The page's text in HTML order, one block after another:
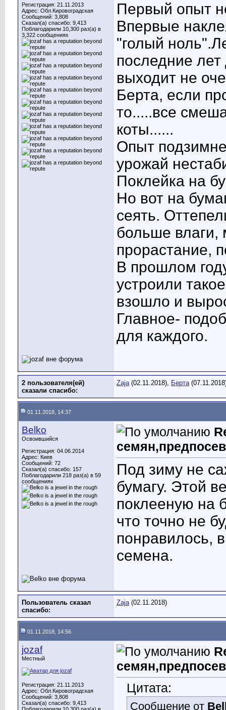
Регистрация: 21.11.2013
Адрес: Обл.Кировоградская
Сообщений: 3,808
Сказал(а) спасибо: 9,413
Поблагодарили 10,300 раз(а) в
3,322 сообщениях
Первый опыт
Впервые
"голый
последние
выходит не
Берта, если
то.....все
коты......
Опыт
урожай
Поклейка на
Но вот на
сеять.
больше влаги,
прорастание,
В прошлом
устроили такое
взошло и
Главное-
для каждого.
2 пользователя(ей)
сказали cпасибо:
Zaja(02.11.2018), Берта
01.11.2018, 14:37
Belko
Освоившийся
Регистрация: 04.06.2014
Адрес: Киев
Сообщений: 72
Сказал(а) спасибо: 157
Поблагодарили 218 раз(а) в 59
сообщениях
Под зиму не
бумагу. Этой
поклееную на
что точно не
понравилось,
семена.
Пользователь сказал
cпасибо:
Zaja(02.11.2018)
01.11.2018, 14:56
jozaf
Местный
Регистрация: 21.11.2013
Адрес: Обл.Кировоградская
Сообщений: 3,808
Сказал(а) спасибо: 9,413
Цитата:
Сообщение от